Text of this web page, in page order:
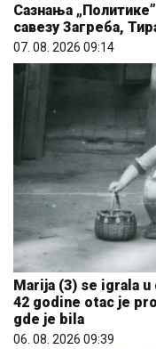
Сазнања
савезу Загреба,
07. 08. 2026 09:14
Marija (3) se igrala
42 godine otac je
gde je bila
06. 08. 2026 09:39